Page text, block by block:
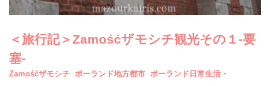
＜旅行記＞Zamośćザモシチ観光その１-要
塞-
Zamośćザモシチ ポーランド地方都市 ポーランド日常生活 -